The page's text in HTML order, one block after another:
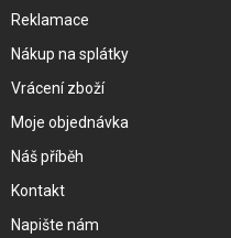
Reklamace
Nákup na splátky
Vrácení zboží
Moje objednávka
Náš příběh
Kontakt
Napište nám